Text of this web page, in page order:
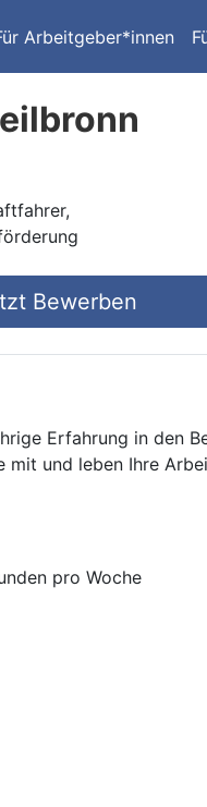
Arbeitgeber*innen
Bewerben
Erfahrung in den
und leben Ihre
pro Woche